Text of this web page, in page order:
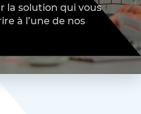
la solution qui vous
à l’une de nos